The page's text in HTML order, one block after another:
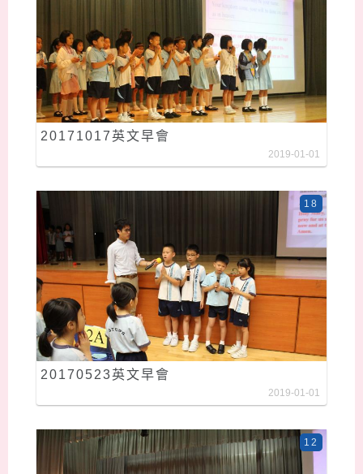
20171017英文早會
2019-01-01
20170523英文早會
18
2019-01-01
12